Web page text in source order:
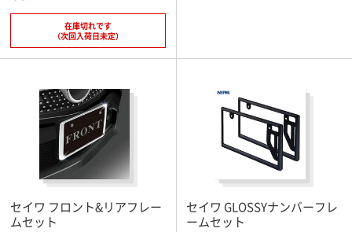
在庫切れです
（次回入荷日未定）
セイワ フロント&リアフレー
ムセット
セイワ GLOSSYナンバーフレ
ームセット